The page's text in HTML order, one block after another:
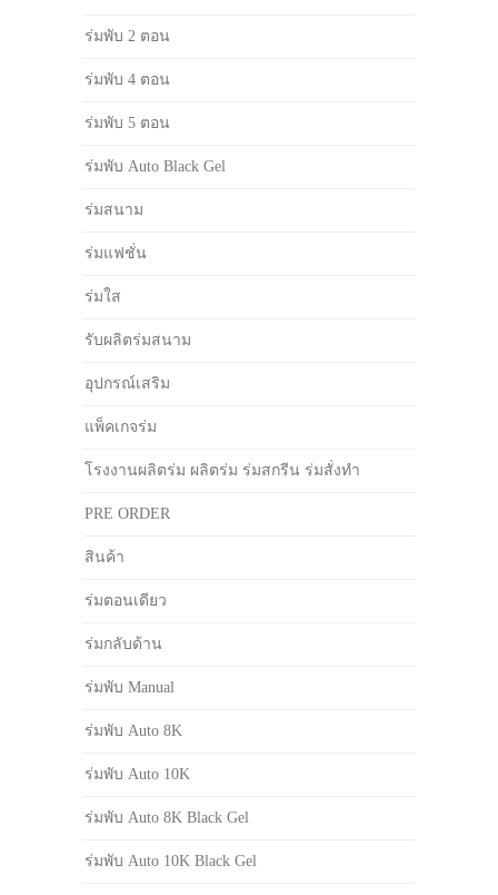
ร่มพับ 2 ตอน
ร่มพับ 4 ตอน
ร่มพับ 5 ตอน
ร่มพับ Auto Black Gel
ร่มสนาม
ร่มแฟชั่น
ร่มใส
รับผลิตร่มสนาม
อุปกรณ์เสริม
แพ็คเกจร่ม
โรงงานผลิตร่ม ผลิตร่ม ร่มสกรีน ร่มสั่งทำ
PRE ORDER
สินค้า
ร่มตอนเดียว
ร่มกลับด้าน
ร่มพับ Manual
ร่มพับ Auto 8K
ร่มพับ Auto 10K
ร่มพับ Auto 8K Black Gel
ร่มพับ Auto 10K Black Gel